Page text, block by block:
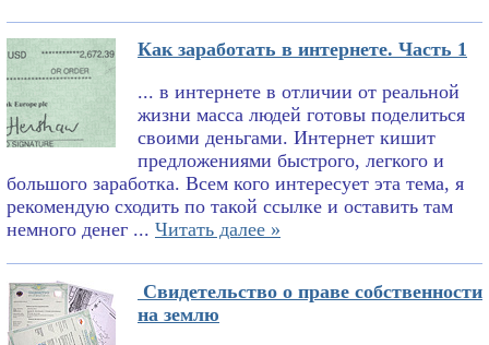
Как заработать в интернете. Часть 1
... в интернете в отличии от реальной
жизни масса людей готовы поделиться
своими деньгами. Интернет кишит
предложениями быстрого, легкого и
большого заработка. Всем кого интересует эта тема, я
рекомендую сходить по такой ссылке и оставить там
немного денег ... Читать далее »
Свидетельство о праве собственности
на землю